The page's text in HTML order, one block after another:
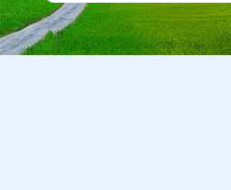
Copyright © 2026 CA Cepreka